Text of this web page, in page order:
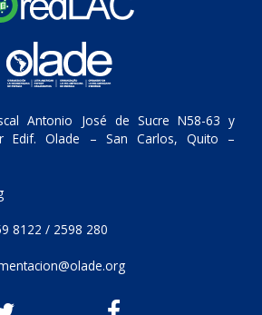
Antonio José de Sucre N58-63 y
Edif. Olade – San Carlos, Quito –
8122 / 2598 280